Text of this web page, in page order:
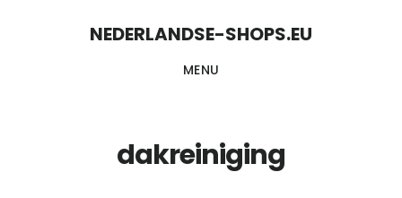
NEDERLANDSE-SHOPS.EU
MENU
dakreiniging